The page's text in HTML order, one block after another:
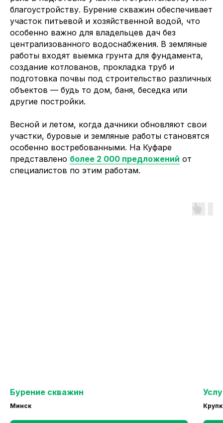
благоустройству. Бурение скважин обеспечивает
участок питьевой и хозяйственной водой, что
особенно важно для владельцев дач без
централизованного водоснабжения. В земляные
работы входят выемка грунта для фундамента,
создание котлованов, прокладка труб и
подготовка почвы под строительство различных
объектов — будь то дом, баня, беседка или
другие постройки.
Весной и летом, когда дачники обновляют свои
участки, буровые и земляные работы становятся
особенно востребованными. На Куфаре
представлено более 2 000 предложений от
специалистов по этим работам.
Бурение скважин
Минск